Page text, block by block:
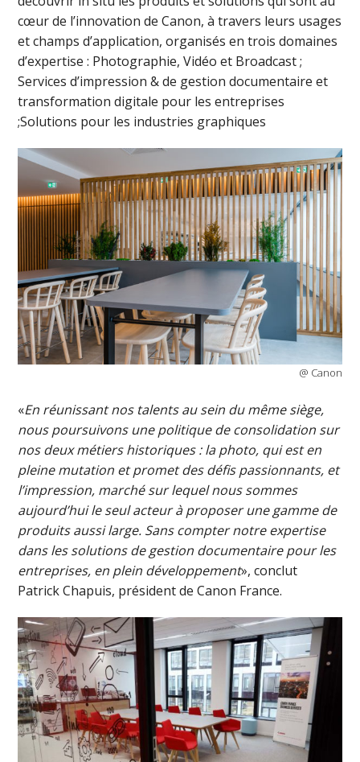
cœur de l’innovation de Canon, à travers leurs usages
et champs d’application, organisés en trois domaines
d’expertise : Photographie, Vidéo et Broadcast ;
Services d’impression & de gestion documentaire et
transformation digitale pour les entreprises
;Solutions pour les industries graphiques
@ Canon
«En réunissant nos talents au sein du même siège,
nous poursuivons une politique de consolidation sur
nos deux métiers historiques : la photo, qui est en
pleine mutation et promet des défis passionnants, et
l’impression, marché sur lequel nous sommes
aujourd’hui le seul acteur à proposer une gamme de
produits aussi large. Sans compter notre expertise
dans les solutions de gestion documentaire pour les
entreprises, en plein développement», conclut
Patrick Chapuis, président de Canon France.